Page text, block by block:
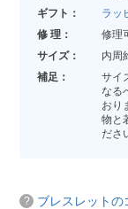
ギフト：
ラッ
修 理：
修理
サイズ：
内周
補足：
サイ
なる
おり
物と
ださ
ブレスレットの